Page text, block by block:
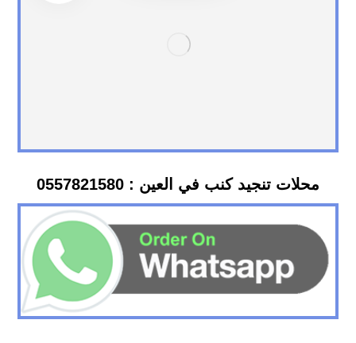
محلات تنجيد كنب في العين : 0557821580